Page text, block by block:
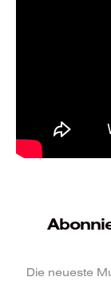
Die neueste